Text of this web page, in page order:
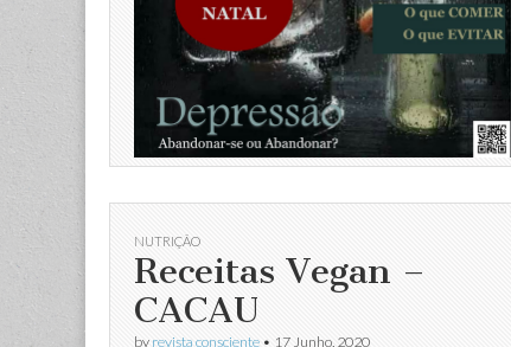
NUTRIÇÃO
Receitas Vegan –
CACAU
by revista consciente • 17 Junho, 2020